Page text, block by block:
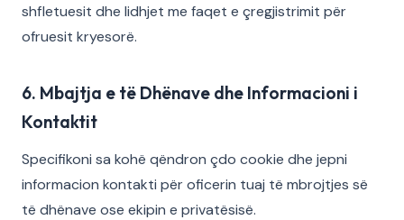
shfletuesit dhe lidhjet me faqet e çregjistrimit për
ofruesit kryesorë.
6. Mbajtja e të Dhënave dhe Informacioni i
Kontaktit
Specifikoni sa kohë qëndron çdo cookie dhe jepni
informacion kontakti për oficerin tuaj të mbrojtjes së
të dhënave ose ekipin e privatësisë.